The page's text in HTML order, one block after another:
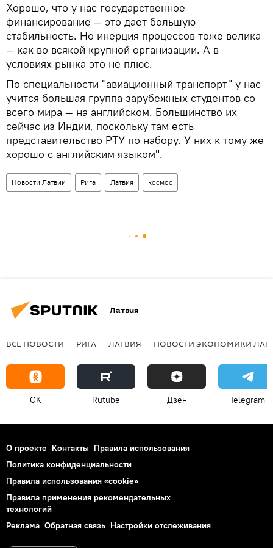
Хорошо, что у нас государственное
финансирование — это дает большую
стабильность. Но инерция процессов тоже велика
— как во всякой крупной организации. А в
условиях рынка это не плюс.
По специальности "авиационный транспорт" у нас
учится большая группа зарубежных студентов со
всего мира — на английском. Большинство их
сейчас из Индии, поскольку там есть
представительство РТУ по набору. У них к тому же
хорошо с английским языком".
Новости Латвии Рига Латвия космос
Латвия
ВСЕ НОВОСТИ РИГА ЛАТВИЯ НОВОСТИ ЭКОНОМИКИ
OK Rutube Дзен Telegram
О проекте Контакты Правила использования
Политика конфиденциальности
Правила использования «cookie»
Правила применения рекомендательных
технологий
Реклама Обратная связь Настройки отслеживания